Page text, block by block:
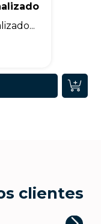
clientes